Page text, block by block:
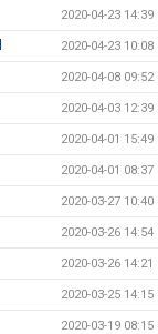
2020-04-23 14:39
2020-04-23 10:08
2020-04-08 09:52
2020-04-03 12:39
2020-04-01 15:49
2020-04-01 08:37
2020-03-27 10:40
2020-03-26 14:54
2020-03-26 14:21
2020-03-25 14:15
2020-03-19 08:15